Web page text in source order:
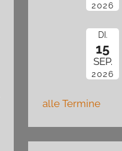
2026
DI.
15
SEP.
2026
alle Termine